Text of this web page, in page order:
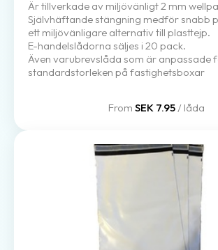
Är tillverkade av miljövänligt 2 mm
Självhäftande stängning medför snabb
ett miljövänligare alternativ till plasttejp.
E-handelslådorna säljes i 20 pack.
Även varubrevslåda som är anpassade
standardstorleken på fastighetsboxar
From SEK 7.95 / låda